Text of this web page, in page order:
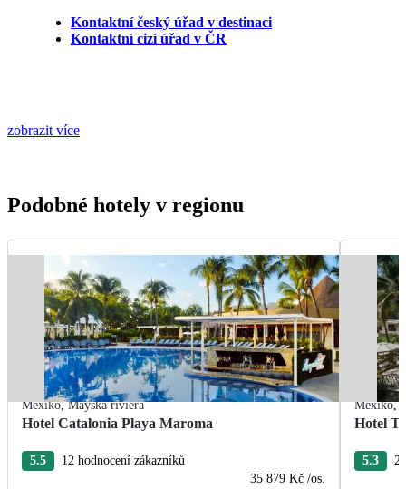
Kontaktní český úřad v destinaci
Kontaktní cizí úřad v ČR
zobrazit více
Podobné hotely v regionu
Mexiko,Mayská riviéra
Hotel Catalonia Playa Maroma
5.5
12 hodnocení zákazníků
35 879 Kč /os.
Mexiko,
Hotel
5.3